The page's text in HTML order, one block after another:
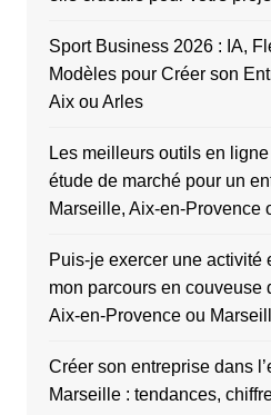
Sport Business 2026 : IA,
Modèles pour Créer son
Aix ou Arles
Les meilleurs outils en
étude de marché pour un
Marseille, Aix-en-Provence
Puis-je exercer une activité
mon parcours en couveuse
Aix-en-Provence ou
Créer son entreprise dans
Marseille : tendances,